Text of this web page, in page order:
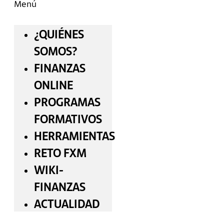
Menú
¿QUIÉNES
SOMOS?
FINANZAS
ONLINE
PROGRAMAS
FORMATIVOS
HERRAMIENTAS
RETO FXM
WIKI-
FINANZAS
ACTUALIDAD